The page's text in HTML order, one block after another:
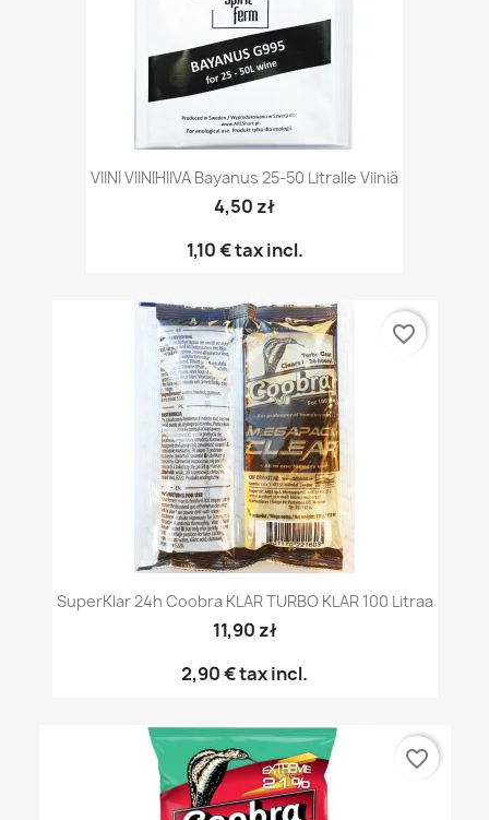
VIINI VIINIHIIVA Bayanus 25-50 Litralle Viiniä
4,50 zł
1,10 €tax incl.
SuperKlar 24h Coobra KLAR TURBO KLAR 100 Litraa
11,90 zł
2,90 €tax incl.
favorite_border
favorite_border